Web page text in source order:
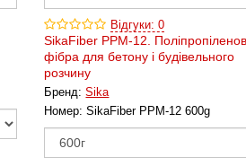
Відгуки: 0
SikaFiber PPM-12.
фібра для бетону і будівельного
розчину
Бренд:Sika
Номер:SikaFiber PPM-12 600g